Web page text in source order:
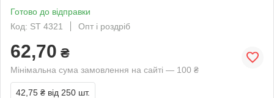
Готово до відправки
Код: ST 4321
Опт і роздріб
62,70 ₴
Мінімальна сума замовлення на сайті — 100 ₴
42,75 ₴ від 250 шт.